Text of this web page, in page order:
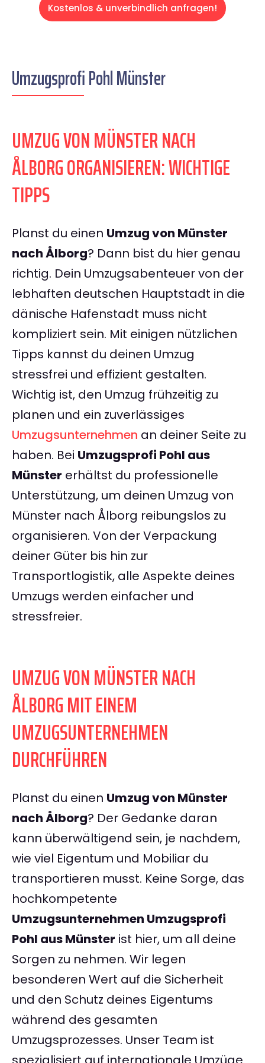
Kostenlos & unverbindlich anfragen!
Umzugsprofi Pohl Münster
UMZUG VON MÜNSTER NACH
ÅLBORG ORGANISIEREN: WICHTIGE
TIPPS
Planst du einen Umzug von Münster
nach Ålborg? Dann bist du hier genau
richtig. Dein Umzugsabenteuer von der
lebhaften deutschen Hauptstadt in die
dänische Hafenstadt muss nicht
kompliziert sein. Mit einigen nützlichen
Tipps kannst du deinen Umzug
stressfrei und effizient gestalten.
Wichtig ist, den Umzug frühzeitig zu
planen und ein zuverlässiges
Umzugsunternehmen an deiner Seite zu
haben. Bei Umzugsprofi Pohl aus
Münster erhältst du professionelle
Unterstützung, um deinen Umzug von
Münster nach Ålborg reibungslos zu
organisieren. Von der Verpackung
deiner Güter bis hin zur
Transportlogistik, alle Aspekte deines
Umzugs werden einfacher und
stressfreier.
UMZUG VON MÜNSTER NACH
ÅLBORG MIT EINEM
UMZUGSUNTERNEHMEN
DURCHFÜHREN
Planst du einen Umzug von Münster
nach Ålborg? Der Gedanke daran
kann überwältigend sein, je nachdem,
wie viel Eigentum und Mobiliar du
transportieren musst. Keine Sorge, das
hochkompetente
Umzugsunternehmen Umzugsprofi
Pohl aus Münster ist hier, um all deine
Sorgen zu nehmen. Wir legen
besonderen Wert auf die Sicherheit
und den Schutz deines Eigentums
während des gesamten
Umzugsprozesses. Unser Team ist